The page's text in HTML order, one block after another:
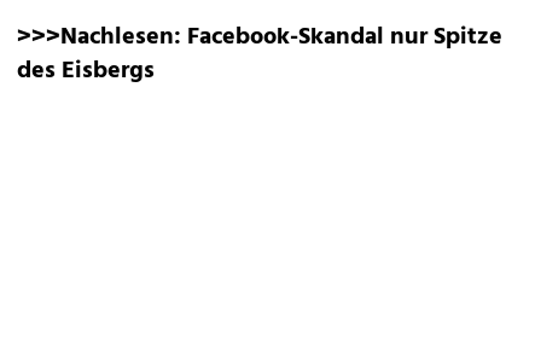
>>>Nachlesen: Facebook-Skandal nur Spitze
des Eisbergs